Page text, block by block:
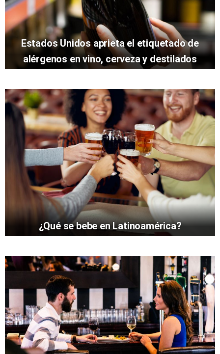
Estados Unidos aprieta el etiquetado de
alérgenos en vino, cerveza y destilados
¿Qué se bebe en Latinoamérica?